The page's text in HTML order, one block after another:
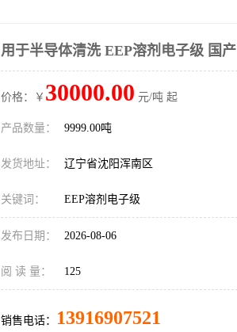
用于半导体清洗 EEP溶剂电子级 国产
价格：￥ 30000.00 元/吨 起
产品数量： 9999.00吨
发货地址： 辽宁省沈阳浑南区
关键词： EEP溶剂电子级
发布日期： 2026-08-06
阅 读 量： 125
销售电话： 13916907521